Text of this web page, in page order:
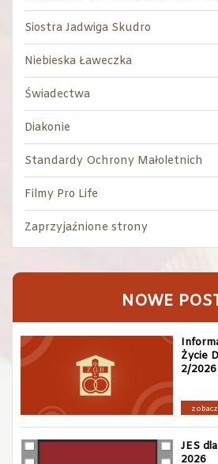
Siostra Jadwiga Skudro
Niebieska Ławeczka
Świadectwa
Diakonie
Standardy Ochrony Małoletnich
Filmy Pro Life
Zaprzyjaźnione strony
NOWE
Życie
2/2026
zobacz
JES
2026